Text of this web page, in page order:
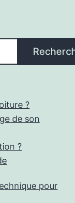
?
de son
?
pour